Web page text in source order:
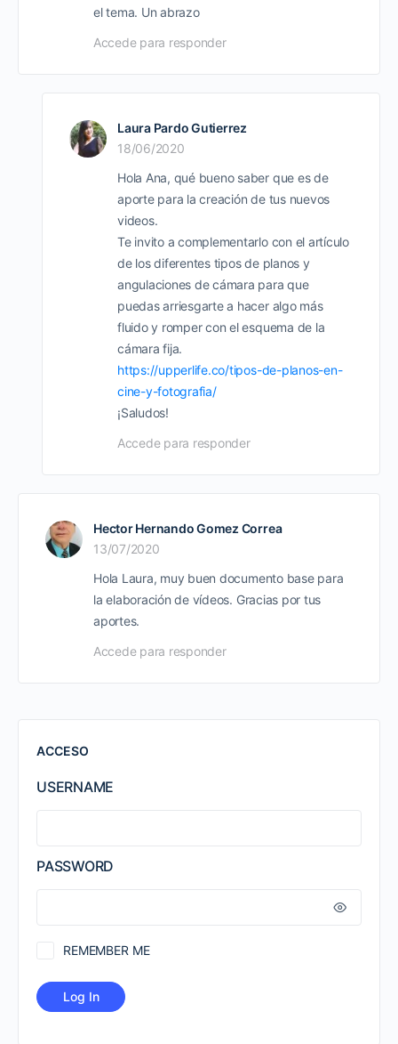
el tema. Un abrazo
Accede para responder
Laura Pardo Gutierrez
18/06/2020
Hola Ana, qué bueno saber que es de
aporte para la creación de tus nuevos
videos.
Te invito a complementarlo con el artículo
de los diferentes tipos de planos y
angulaciones de cámara para que
puedas arriesgarte a hacer algo más
fluido y romper con el esquema de la
cámara fija.
https://upperlife.co/tipos-de-planos-en-
cine-y-fotografia/
¡Saludos!
Accede para responder
Hector Hernando Gomez Correa
13/07/2020
Hola Laura, muy buen documento base para
la elaboración de vídeos. Gracias por tus
aportes.
Accede para responder
ACCESO
USERNAME
PASSWORD
REMEMBER ME